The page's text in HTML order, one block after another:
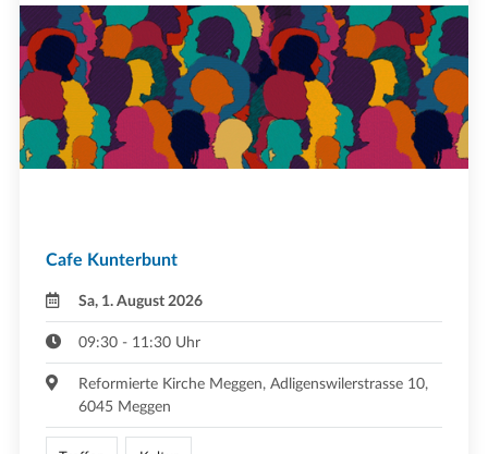
Cafe Kunterbunt
Sa, 1. August 2026
09:30 - 11:30 Uhr
Reformierte Kirche Meggen, Adligenswilerstrasse 10,
6045 Meggen